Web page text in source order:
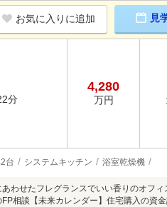
お気に入りに追加 見
分
4,280
万円
台 システムキッチン 浴室乾燥機
わせたフレグランスでいい香りのオフ
相談【未来カレンダー】住宅購入の資